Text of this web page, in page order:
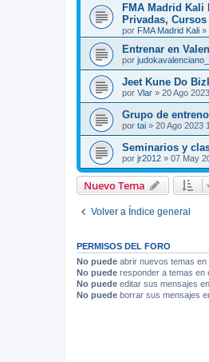
FMA Madrid Kali
Privadas, Cursos
por FMA Madrid Kali »
Entrenar en
por
Jeet Kune Do
por Vlar » 20 Ago
Grupo de
por tai » 20 Ago 2023
Seminarios y
por jr2012 » 07 May
Nuevo Tema
Volver a Índice general
PERMISOS DEL FORO
No puede abrir nuevos temas en
No puede responder a temas en
No puede editar sus mensajes
No puede borrar sus mensajes